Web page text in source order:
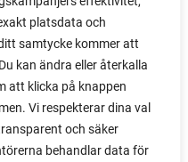
platsdata och
samtycke kommer att
kan ändra eller återkalla
att klicka på knappen
Vi respekterar dina val
och säker
behandlar data för